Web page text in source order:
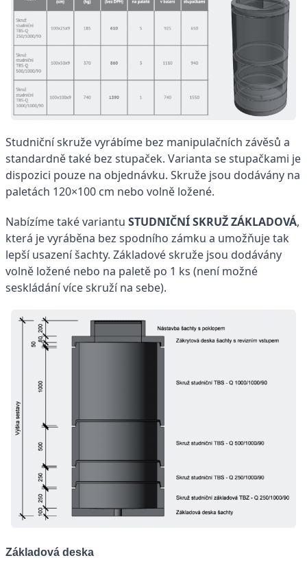
Studniční skruže vyrábíme bez manipulačních závěsů a
standardně také bez stupaček. Varianta se stupačkami je
dispozici pouze na objednávku. Skruže jsou dodávány na
paletách 120×100 cm nebo volně ložené.
Nabízíme také variantu STUDNIČNÍ SKRUŽ ZÁKLADOVÁ,
která je vyráběna bez spodního zámku a umožňuje tak
lepší usazení šachty. Základové skruže jsou dodávány
volně ložené nebo na paletě po 1 ks (není možné
seskládání více skruží na sebe).
Základová deska